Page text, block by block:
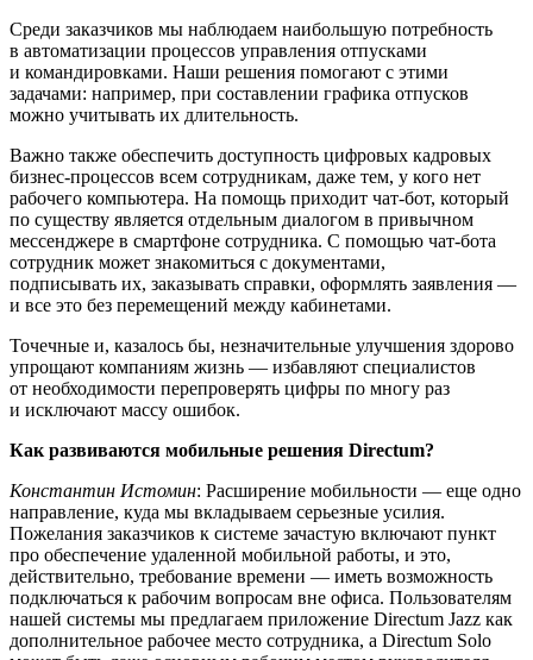
Среди заказчиков мы наблюдаем наибольшую потребность
в автоматизации процессов управления отпусками
и командировками. Наши решения помогают с этими
задачами: например, при составлении графика отпусков
можно учитывать их длительность.
Важно также обеспечить доступность цифровых кадровых
бизнес-процессов всем сотрудникам, даже тем, у кого нет
рабочего компьютера. На помощь приходит чат-бот, который
по существу является отдельным диалогом в привычном
мессенджере в смартфоне сотрудника. С помощью чат-бота
сотрудник может знакомиться с документами,
подписывать их, заказывать справки, оформлять заявления —
и все это без перемещений между кабинетами.
Точечные и, казалось бы, незначительные улучшения здорово
упрощают компаниям жизнь — избавляют специалистов
от необходимости перепроверять цифры по многу раз
и исключают массу ошибок.
Как развиваются мобильные решения Directum?
Константин Истомин: Расширение мобильности — еще одно
направление, куда мы вкладываем серьезные усилия.
Пожелания заказчиков к системе зачастую включают пункт
про обеспечение удаленной мобильной работы, и это,
действительно, требование времени — иметь возможность
подключаться к рабочим вопросам вне офиса. Пользователям
нашей системы мы предлагаем приложение Directum Jazz как
дополнительное рабочее место сотрудника, а Directum Solo